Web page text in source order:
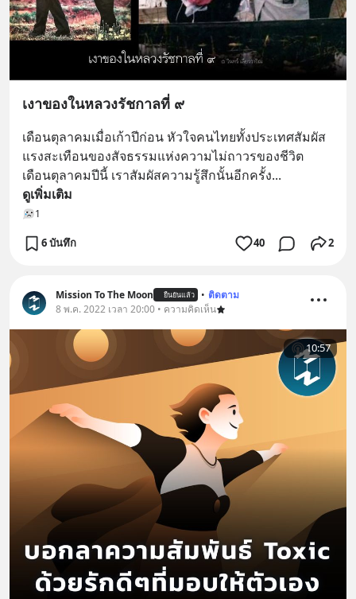
เงาของในหลวงรัชกาลที่ ๙
เดือนตุลาคมเมื่อเก้าปีก่อน หัวใจคนไทยทั้งประเทศสัมผัส
แรงสะเทือนของสัจธรรมแห่งความไม่ถาวรของชีวิต
เดือนตุลาคมปีนี้ เราสัมผัสความรู้สึกนั้นอีกครั้ง...
ดูเพิ่มเติม
1
6 บันทึก 40 2
Mission To The Moon ยืนยันแล้ว • ติดตาม
8 พ.ค. 2022 เวลา 20:00 • ความคิดเห็น
10:57